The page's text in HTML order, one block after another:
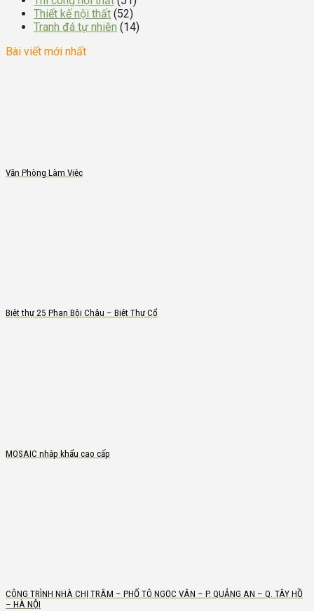
Thiết kế nội thất (52)
Tranh đá tự nhiên (14)
Bài viết mới nhất
Văn Phòng Làm Việc
Biệt thự 25 Phan Bội Châu – Biệt Thự Cổ
MOSAIC nhập khẩu cao cấp
CÔNG TRÌNH NHÀ CHỊ TRÂM – PHỐ TÔ NGỌC VÂN – P. QUẢNG AN – Q. TÂY HỒ
– HÀ NỘI